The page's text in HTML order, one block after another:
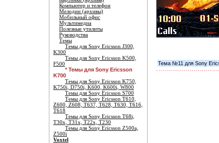
Компьютер и телефон
Мелодии (архивы)
Мобильный офис
Мультимедиа
Полезные утилиты
Руководства
Темы
Темы для Sony Ericsson J300,
K300
Темы для Sony Ericsson K500,
F500
* Темы для Sony Ericsson
K700
Темы для Sony Ericsson K750,
K750i, D750i, K600, K600i, W800
Темы для Sony Ericsson S700
Темы для Sony Ericsson T610,
Z600, Z608, T637, T628, T630, T616,
T618
Темы для Sony Ericsson T68i,
T30x, T31x, T22x, T230
Темы для Sony Ericsson Z500a,
Z500i
Voxtel
Тема №11 для Sony